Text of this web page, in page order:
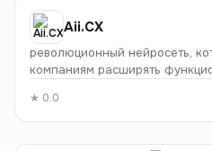
Aii.CX
революционный нейросеть,
компаниям расширять
★ 0.0